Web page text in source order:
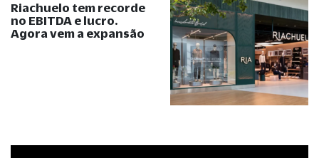
Riachuelo tem recorde
no EBITDA e lucro.
Agora vem a expansão